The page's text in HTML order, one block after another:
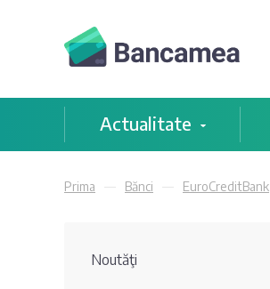
Actualitate
Prima Bănci EuroCreditBank
Noutăţi